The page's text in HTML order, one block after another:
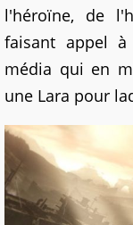
l'héroïne, de
faisant appel
média qui en
une Lara pour